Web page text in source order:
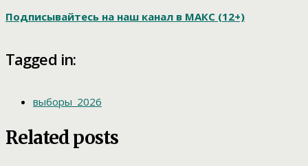
Подписывайтесь на наш канал в МАКС (12+)
Tagged in:
выборы_2026
Related posts